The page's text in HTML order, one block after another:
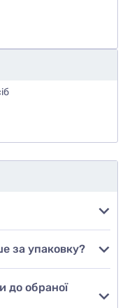
за упаковку?
до обраної